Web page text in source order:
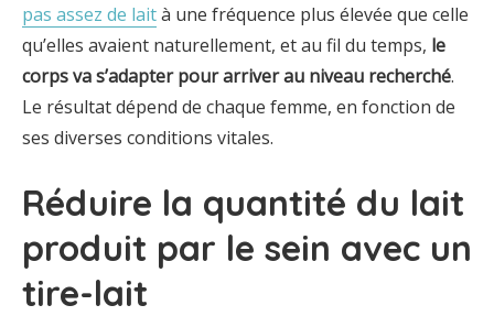
pas assez de laità une fréquence plus élevée que celle
qu’elles avaient naturellement, et au fil du temps, le
corps va s’adapter pour arriver au niveau recherché.
Le résultat dépend de chaque femme, en fonction de
ses diverses conditions vitales.
Réduire la quantité du lait
produit par le sein avec un
tire-lait